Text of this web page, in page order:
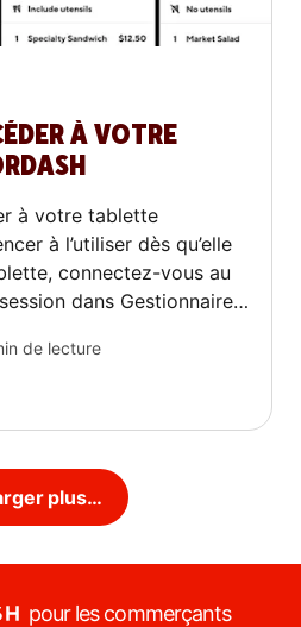
À VOTRE
à votre tablette
à l’utiliser dès qu’elle
connectez-vous au
dans Gestionnaire
les Dashers et de gérer
vous accompagne
tablette, l’activation,
au besoin.
de lecture
plus…
pour les commerçants